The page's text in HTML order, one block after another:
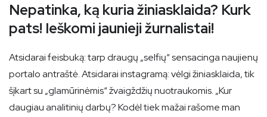
Nepatinka, ką kuria žiniasklaida? Kurk
pats! Ieškomi jaunieji žurnalistai!
Atsidarai feisbuką: tarp draugų „selfių“ sensacinga naujienų
portalo antraštė. Atsidarai instagramą: vėlgi žiniasklaida, tik
šįkart su „glamūrinėmis“ žvaigždžių nuotraukomis. „Kur
daugiau analitinių darbų? Kodėl tiek mažai rašome man